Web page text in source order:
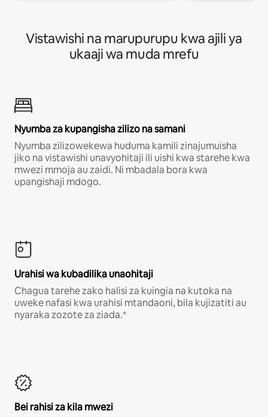
Vistawishi na marupurupu kwa ajili ya
ukaaji wa muda mrefu
Nyumba za kupangisha zilizo na samani
Nyumba zilizowekewa huduma kamili zinajumuisha
jiko na vistawishi unavyohitaji ili uishi kwa starehe kwa
mwezi mmoja au zaidi. Ni mbadala bora kwa
upangishaji mdogo.
Urahisi wa kubadilika unaohitaji
Chagua tarehe zako halisi za kuingia na kutoka na
uweke nafasi kwa urahisi mtandaoni, bila kujizatiti au
nyaraka zozote za ziada.*
Bei rahisi za kila mwezi